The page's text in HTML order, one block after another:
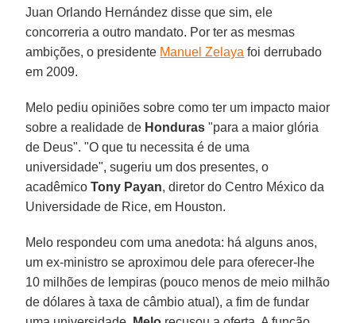
Juan Orlando Hernández disse que sim, ele
concorreria a outro mandato. Por ter as mesmas
ambições, o presidente Manuel Zelaya foi derrubado
em 2009.
Melo pediu opiniões sobre como ter um impacto maior
sobre a realidade de Honduras "para a maior glória
de Deus". "O que tu necessita é de uma
universidade", sugeriu um dos presentes, o
acadêmicoTony Payan, diretor do Centro México da
Universidade de Rice, em Houston.
Melo respondeu com uma anedota: há alguns anos,
um ex-ministro se aproximou dele para oferecer-lhe
10 milhões de lempiras (pouco menos de meio milhão
de dólares à taxa de câmbio atual), a fim de fundar